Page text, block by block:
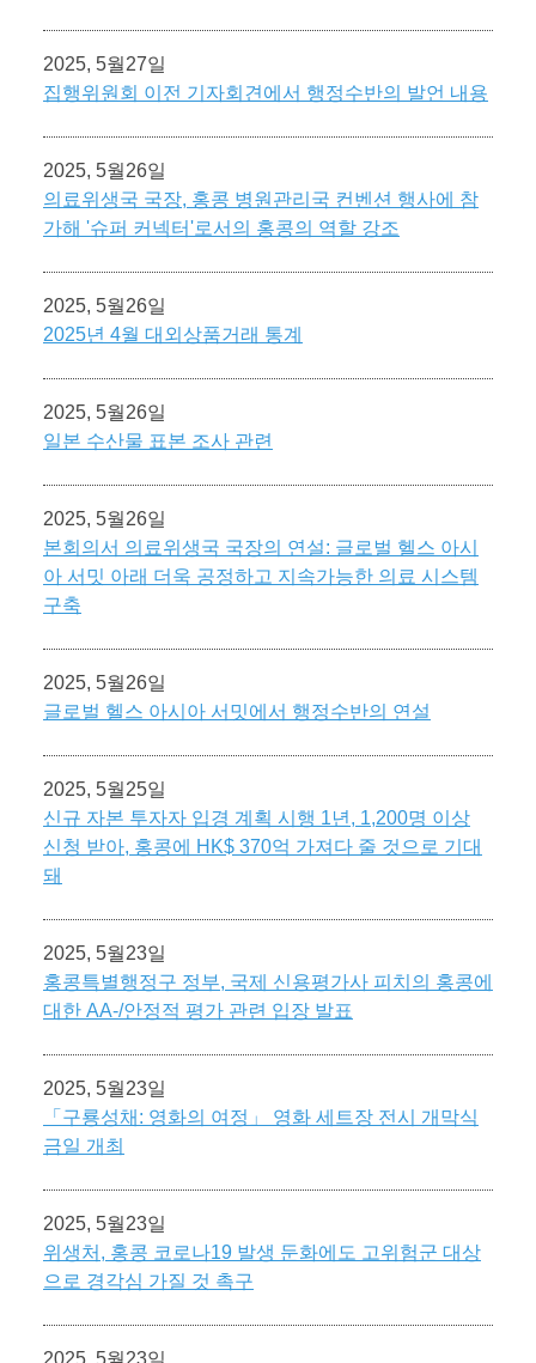
2025, 5월27일
집행위원회 이전 기자회견에서 행정수반의 발언 내용
2025, 5월26일
의료위생국 국장, 홍콩 병원관리국 컨벤션 행사에 참
가해 '슈퍼 커넥터'로서의 홍콩의 역할 강조
2025, 5월26일
2025년 4월 대외상품거래 통계
2025, 5월26일
일본 수산물 표본 조사 관련
2025, 5월26일
본회의서 의료위생국 국장의 연설: 글로벌 헬스 아시
아 서밋 아래 더욱 공정하고 지속가능한 의료 시스템
구축
2025, 5월26일
글로벌 헬스 아시아 서밋에서 행정수반의 연설
2025, 5월25일
신규 자본 투자자 입경 계획 시행 1년, 1,200명 이상
신청 받아, 홍콩에 HK$ 370억 가져다 줄 것으로 기대
돼
2025, 5월23일
홍콩특별행정구 정부, 국제 신용평가사 피치의 홍콩에
대한 AA-/안정적 평가 관련 입장 발표
2025, 5월23일
「구룡성채: 영화의 여정」 영화 세트장 전시 개막식
금일 개최
2025, 5월23일
위생처, 홍콩 코로나19 발생 둔화에도 고위험군 대상
으로 경각심 가질 것 촉구